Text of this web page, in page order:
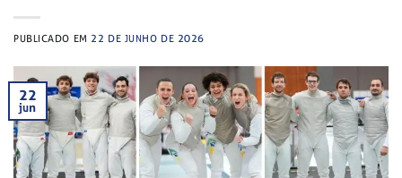
PUBLICADO EM 22 DE JUNHO DE 2026
22
jun